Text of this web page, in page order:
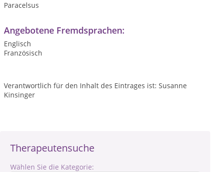
Therapeutensuche
Wählen Sie die Kategorie:
Paracelsus
Angebotene Fremdsprachen:
Englisch
Französisch
Verantwortlich für den Inhalt des Eintrages ist: Susanne
Kinsinger